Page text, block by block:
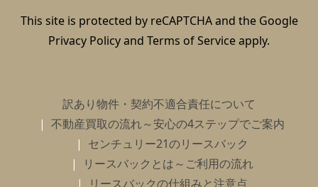
This site is protected by reCAPTCHA and the Google
Privacy Policyand Terms of Serviceapply.
訳あり物件・契約不適合責任について
不動産買取の流れ～安心の4ステップでご案内
センチュリー21のリースバック
リースバックとは～ご利用の流れ
リースバックの仕組みと注意点